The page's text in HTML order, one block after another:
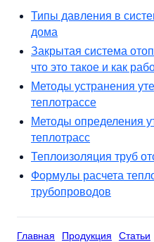
Типы давления в
дома
Закрытая система
что это такое и как
Методы устранения
теплотрассе
Методы определения
теплотрасс
Теплоизоляция труб
Формулы расчета
трубопроводов
Главная Продукция Статьи